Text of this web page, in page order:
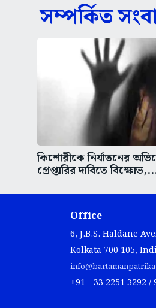
সম্পর্কিত
কিশোরীকে নির্যাতনের
গ্রেপ্তারির দাবিতে
Office
6, J.B.S. Haldane
Kolkata 700 105,
+91 - 33 2251 3292 /